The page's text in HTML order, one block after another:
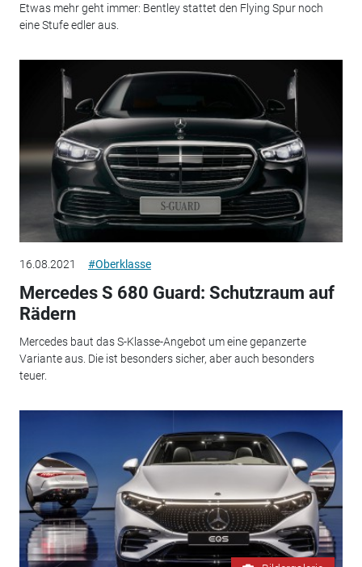
Etwas mehr geht immer: Bentley stattet den Flying Spur noch
eine Stufe edler aus.
16.08.2021 #Oberklasse
Mercedes S 680 Guard: Schutzraum auf
Rädern
Mercedes baut das S-Klasse-Angebot um eine gepanzerte
Variante aus. Die ist besonders sicher, aber auch besonders
teuer.